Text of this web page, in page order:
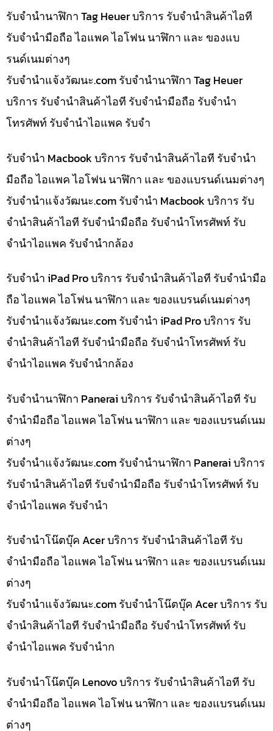
รับจำนำนาฬิกา Tag Heuer บริการ รับจำนำสินค้าไอที
รับจำนำมือถือ ไอแพค ไอโฟน นาฬิกา และ ของแบ
รนด์เนมต่างๆ
รับจํานําแจ้งวัฒนะ.com รับจำนำนาฬิกา Tag Heuer
บริการ รับจำนำสินค้าไอที รับจำนำมือถือ รับจำนำ
โทรศัพท์ รับจำนำไอแพค รับจำ
รับจำนำ Macbook บริการ รับจำนำสินค้าไอที รับจำนำ
มือถือ ไอแพค ไอโฟน นาฬิกา และ ของแบรนด์เนมต่างๆ
รับจํานําแจ้งวัฒนะ.com รับจำนำ Macbook บริการ รับ
จำนำสินค้าไอที รับจำนำมือถือ รับจำนำโทรศัพท์ รับ
จำนำไอแพค รับจำนำกล้อง
รับจำนำ iPad Pro บริการ รับจำนำสินค้าไอที รับจำนำมือ
ถือ ไอแพค ไอโฟน นาฬิกา และ ของแบรนด์เนมต่างๆ
รับจํานําแจ้งวัฒนะ.com รับจำนำ iPad Pro บริการ รับ
จำนำสินค้าไอที รับจำนำมือถือ รับจำนำโทรศัพท์ รับ
จำนำไอแพค รับจำนำกล้อง
รับจำนำนาฬิกา Panerai บริการ รับจำนำสินค้าไอที รับ
จำนำมือถือ ไอแพค ไอโฟน นาฬิกา และ ของแบรนด์เนม
ต่างๆ
รับจํานําแจ้งวัฒนะ.com รับจำนำนาฬิกา Panerai บริการ
รับจำนำสินค้าไอที รับจำนำมือถือ รับจำนำโทรศัพท์ รับ
จำนำไอแพค รับจำนำ
รับจำนำโน๊ตบุ๊ค Acer บริการ รับจำนำสินค้าไอที รับ
จำนำมือถือ ไอแพค ไอโฟน นาฬิกา และ ของแบรนด์เนม
ต่างๆ
รับจํานําแจ้งวัฒนะ.com รับจำนำโน๊ตบุ๊ค Acer บริการ รับ
จำนำสินค้าไอที รับจำนำมือถือ รับจำนำโทรศัพท์ รับ
จำนำไอแพค รับจำนำก
รับจำนำโน๊ตบุ๊ค Lenovo บริการ รับจำนำสินค้าไอที รับ
จำนำมือถือ ไอแพค ไอโฟน นาฬิกา และ ของแบรนด์เนม
ต่างๆ